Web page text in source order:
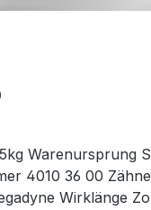
Warenursprung
4010 36 00
Wirklänge